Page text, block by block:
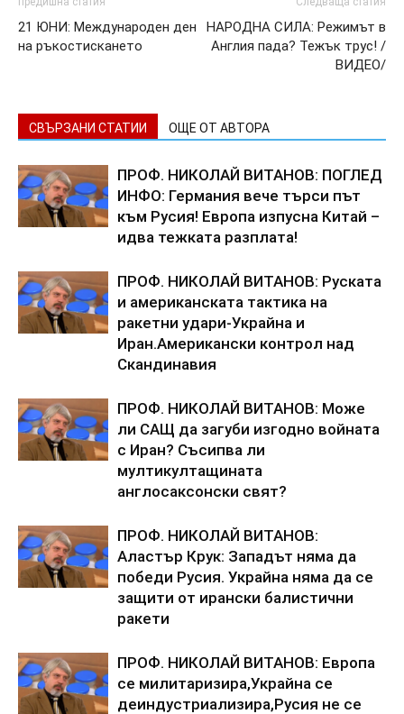
21 ЮНИ: Международен ден
на ръкостискането
НАРОДНА СИЛА: Режимът в
Англия пада? Тежък трус! /
ВИДЕО/
СВЪРЗАНИ СТАТИИ ОЩЕ ОТ АВТОРА
ПРОФ. НИКОЛАЙ ВИТАНОВ: ПОГЛЕД
ИНФО: Германия вече търси път
към Русия! Европа изпусна Китай –
идва тежката разплата!
ПРОФ. НИКОЛАЙ ВИТАНОВ: Руската
и американската тактика на
ракетни удари-Украйна и
Иран.Американски контрол над
Скандинавия
ПРОФ. НИКОЛАЙ ВИТАНОВ: Може
ли САЩ да загуби изгодно войната
с Иран? Съсипва ли
мултикултащината
англосаксонски свят?
ПРОФ. НИКОЛАЙ ВИТАНОВ:
Аластър Крук: Западът няма да
победи Русия. Украйна няма да се
защити от ирански балистични
ракети
ПРОФ. НИКОЛАЙ ВИТАНОВ: Европа
се милитаризира,Украйна се
деиндустриализира,Русия не се